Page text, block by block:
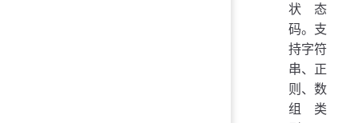
状态
码。支
持字符
串、正
则、数
组类